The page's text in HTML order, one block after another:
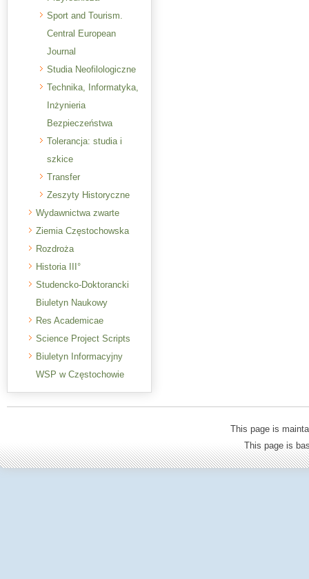
Sport and Tourism.
Central European
Journal
Studia Neofilologiczne
Technika, Informatyka,
Inżynieria
Bezpieczeństwa
Tolerancja: studia i
szkice
Transfer
Zeszyty Historyczne
Wydawnictwa zwarte
Ziemia Częstochowska
Rozdroża
Historia III°
Studencko-Doktorancki
Biuletyn Naukowy
Res Academicae
Science Project Scripts
Biuletyn Informacyjny
WSP w Częstochowie
This page is
This page is